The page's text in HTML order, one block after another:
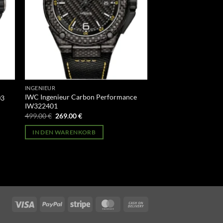
INGENIEUR
IWC Ingenieur Carbon Performance
IW322401
499.00€ Ursprünglicher
war:
499.00 €
269.00€Aktueller
ist:
269.00 €.
IN DEN WARENKORB
Visa PayPal Stripe MasterCard